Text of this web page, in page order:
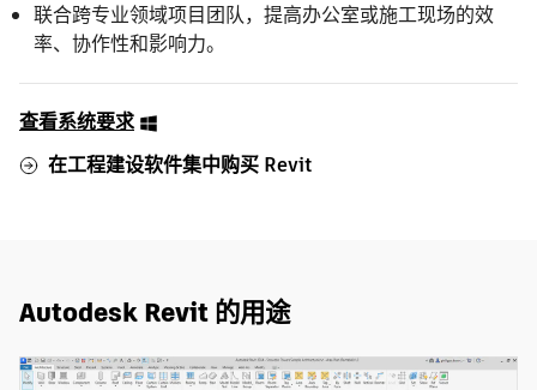
联合跨专业领域项目团队，提高办公室或施工现场的效
率、协作性和影响力。
查看系统要求
在工程建设软件集中购买 Revit
Autodesk Revit 的用途